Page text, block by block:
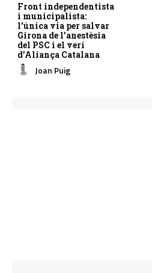
Front independentista
i municipalista:
l’única via per salvar
Girona de l’anestèsia
del PSC i el verí
d’Aliança Catalana
Joan Puig